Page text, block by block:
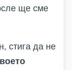
ще сме
стига да не